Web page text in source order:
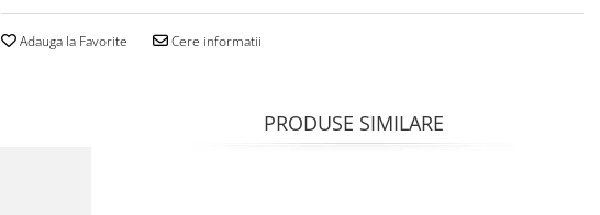
Adauga la Favorite Cere informatii
PRODUSE SIMILARE